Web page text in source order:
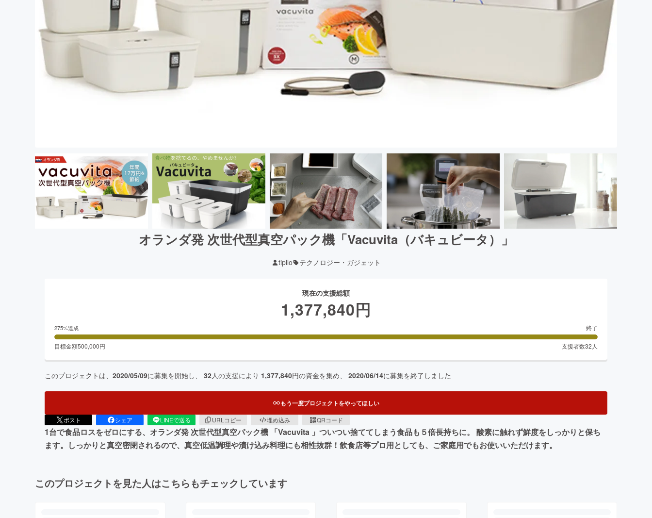
オランダ発 次世代型真空パック機「Vacuvita（バキュビータ）」
tipllo テクノロジー・ガジェット
現在の支援総額
1,377,840円
275%達成 終了
目標金額500,000円 支援者数32 人
このプロジェクトは、 2020/05/09に募集を開始し、 32人の支援により 1,377,840円の資金を集め、 2020/06/14に募集を終了しました
もう一度プロジェクトをやってほしい
ポスト シェア LINEで送る URLコピー 埋め込み QRコード
1台で食品ロスをゼロにする、オランダ発 次世代型真空パック機 「Vacuvita 」ついつい捨ててしまう食品も５倍長持ちに。 酸素に触れず鮮度をしっかりと保ち
ます。しっかりと真空密閉されるので、真空低温調理や漬け込み料理にも相性抜群！飲食店等プロ用としても、ご家庭用でもお使いいただけます。
このプロジェクトを見た人はこちらもチェックしています